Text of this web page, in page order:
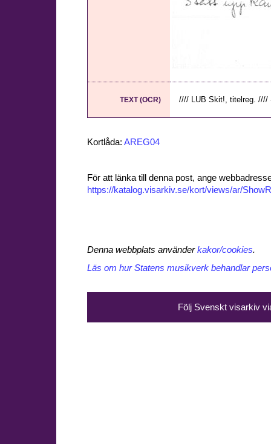
TEXT (OCR) //// LUB Skit!, titelreg. ////
Kortlåda: AREG04
För att länka till denna post, ange
https://katalog.visarkiv.se/kort/views/ar/
Denna webbplats använderkakor/cookies.
Läs om hur Statens musikverk behandlar
Följ Svenskt visarkiv